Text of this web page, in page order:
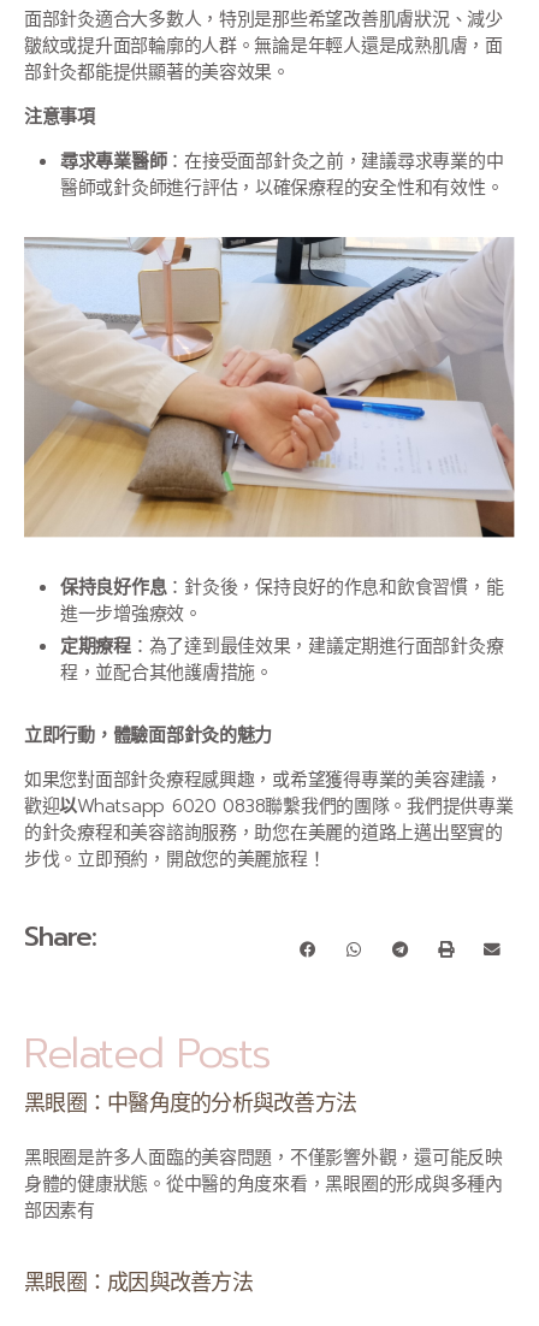
面部針灸適合大多數人，特別是那些希望改善肌膚狀況、減少
皺紋或提升面部輪廓的人群。無論是年輕人還是成熟肌膚，面
部針灸都能提供顯著的美容效果。
注意事項
尋求專業醫師：在接受面部針灸之前，建議尋求專業的中
醫師或針灸師進行評估，以確保療程的安全性和有效性。
保持良好作息：針灸後，保持良好的作息和飲食習慣，能
進一步增強療效。
定期療程：為了達到最佳效果，建議定期進行面部針灸療
程，並配合其他護膚措施。
立即行動，體驗面部針灸的魅力
如果您對面部針灸療程感興趣，或希望獲得專業的美容建議，
歡迎以Whatsapp 6020 0838聯繫我們的團隊。我們提供專業
的針灸療程和美容諮詢服務，助您在美麗的道路上邁出堅實的
步伐。立即預約，開啟您的美麗旅程！
Share:
Related Posts
黑眼圈：中醫角度的分析與改善方法
黑眼圈是許多人面臨的美容問題，不僅影響外觀，還可能反映
身體的健康狀態。從中醫的角度來看，黑眼圈的形成與多種內
部因素有
黑眼圈：成因與改善方法